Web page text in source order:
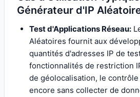
Générateur d'IP
Test d'Applications Réseau:
Aléatoires fournit aux
quantités d'adresses IP de
fonctionnalités de restriction
de géolocalisation, le
encore sans collecter de